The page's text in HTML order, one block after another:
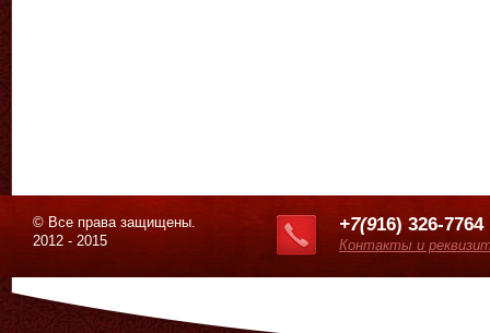
© Все права защищены.
2012 - 2015
+7(916) 326-7764
Контакты и